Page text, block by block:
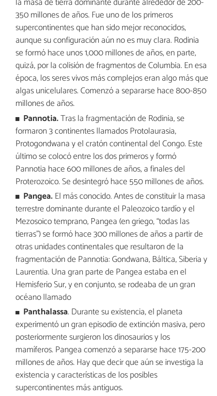
350 millones de años. Fue uno de los primeros
supercontinentes que han sido mejor reconocidos,
aunque su configuración aún no es muy clara. Rodinia
se formó hace unos 1,000 millones de años, en parte,
quizá, por la colisión de fragmentos de Columbia. En esa
época, los seres vivos más complejos eran algo más que
algas unicelulares. Comenzó a separarse hace 800-850
millones de años.
Pannotia.Tras la fragmentación de Rodinia, se
formaron 3 continentes llamados Protolaurasia,
Protogondwana y el cratón continental del Congo. Este
último se colocó entre los dos primeros y formó
Pannotia hace 600 millones de años, a finales del
Proterozoico. Se desintegró hace 550 millones de años.
Pangea. El más conocido. Antes de constituir la masa
terrestre dominante durante el Paleozoico tardío y el
Mezosoico temprano, Pangea (en griego, “todas las
tierras”) se formó hace 300 millones de años a partir de
otras unidades continentales que resultaron de la
fragmentación de Pannotia: Gondwana, Báltica, Siberia y
Laurentia. Una gran parte de Pangea estaba en el
Hemisferio Sur, y en conjunto, se rodeaba de un gran
océano llamado
Panthalassa. Durante su existencia, el planeta
experimentó un gran episodio de extinción masiva, pero
posteriormente surgieron los dinosaurios y los
mamíferos. Pangea comenzó a separarse hace 175-200
millones de años. Hay que decir que aún se investiga la
existencia y características de los posibles
supercontinentes más antiguos.